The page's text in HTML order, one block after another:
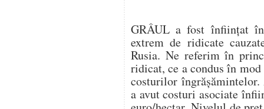
GRÂUL a fost înființat
extrem de ridicate
Rusia. Ne referim în
ridicat, ce a condus în
costurilor
a avut costuri asociate